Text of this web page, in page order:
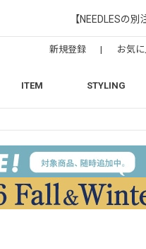
【NEEDLESの
ITEM STYLING
新規登録 | お気に